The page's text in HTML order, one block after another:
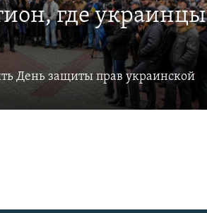
где украинцы
День защиты прав украинской